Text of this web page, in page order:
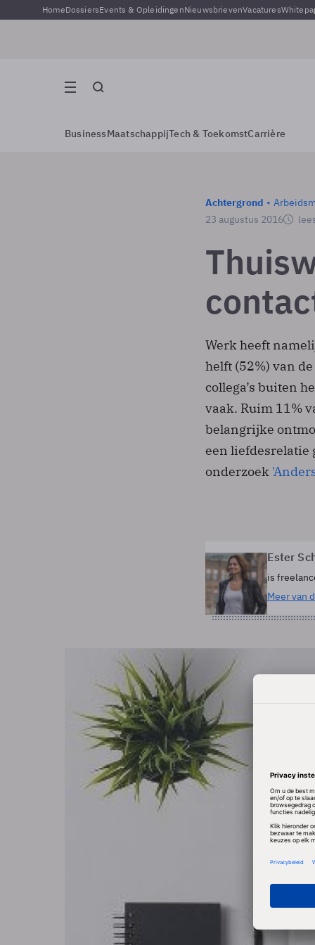
HomeDossiersEvents & OpleidingenNieuwsbrievenVacatures
BusinessMaatschappijTech & ToekomstCarrière
Achtergrond
23 augustus 2016
Werk heeft
helft (52%) van
collega’s buiten
vaak. Ruim 11%
belangrijke
een liefdesrelatie
onderzoek
Ester
is
Meer van